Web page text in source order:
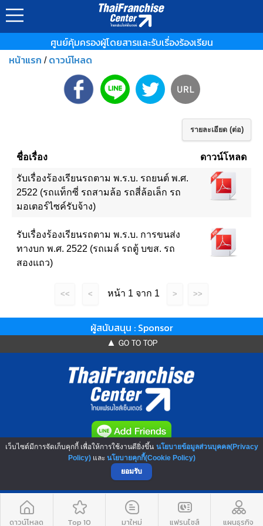
ศูนย์คุ้มครองผู้โดยสารและรับเรื่องร้องเรียน
หน้าแรก / ดาวน์โหลด
รายละเอียด (ต่อ)
ชื่อเรื่อง ดาวน์โหลด
รับเรื่องร้องเรียนรถตาม พ.ร.บ. รถยนต์ พ.ศ.
2522 (รถแท็กซี่ รถสามล้อ รถสี่ล้อเล็ก รถ
มอเตอร์ไซค์รับจ้าง)
รับเรื่องร้องเรียนรถตาม พ.ร.บ. การขนส่ง
ทางบก พ.ศ. 2522 (รถเมล์ รถตู้ บขส. รถ
สองแถว)
<< < หน้า 1 จาก 1 > >>
ผู้สนับสนุน : Sponsor
▲ GO TO TOP
NO.1 Franchise Solution
เว็บไซต์มีการจัดเก็บคุกกี้ เพื่อให้การใช้งานดียิ่งขึ้น นโยบายข้อมูลส่วนบุคคล(Privacy
Policy)และ นโยบายคุกกี้(Cookie Policy)
ยอมรับ
ดาวน์โหลด Top 10 มาใหม่ แฟรนไชส์ แผนธุรกิจ